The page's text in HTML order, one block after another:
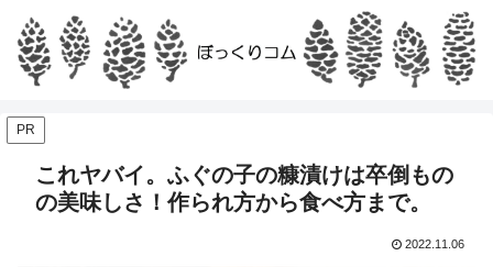
PR
これヤバイ。ふぐの子の糠漬けは卒倒もの
の美味しさ！作られ方から食べ方まで。
2022.11.06